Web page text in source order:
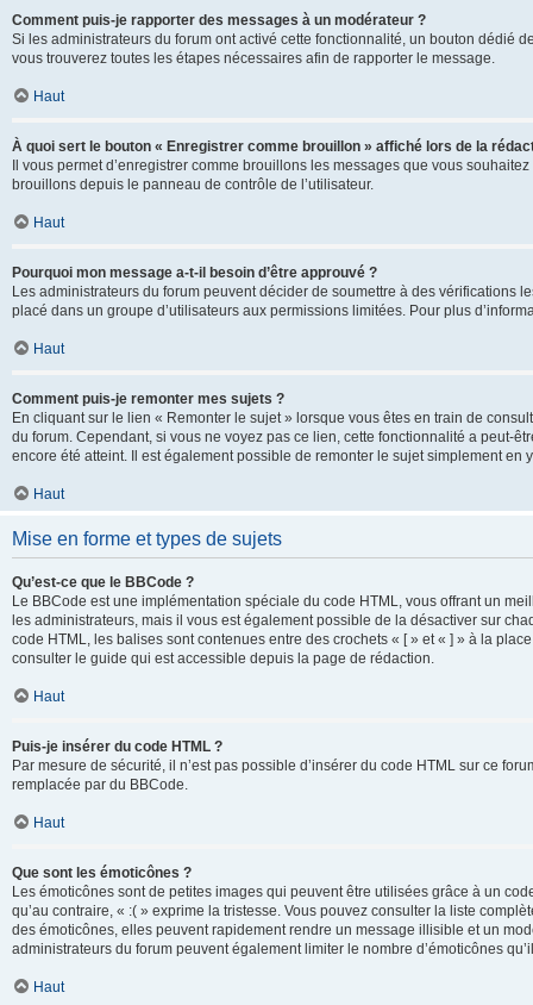
Comment puis-je rapporter des messages à un modérateur ?
Si les administrateurs du forum ont activé cette fonctionnalité, un bouton dédié
vous trouverez toutes les étapes nécessaires afin de rapporter le message.
Haut
À quoi sert le bouton « Enregistrer comme brouillon » affiché lors de la
Il vous permet d’enregistrer comme brouillons les messages que vous
brouillons depuis le panneau de contrôle de l’utilisateur.
Haut
Pourquoi mon message a-t-il besoin d’être approuvé ?
Les administrateurs du forum peuvent décider de soumettre à des vérifications
placé dans un groupe d’utilisateurs aux permissions limitées. Pour plus
Haut
Comment puis-je remonter mes sujets ?
En cliquant sur le lien « Remonter le sujet » lorsque vous êtes en train de
du forum. Cependant, si vous ne voyez pas ce lien, cette fonctionnalité a peut-
encore été atteint. Il est également possible de remonter le sujet simplement
Haut
Mise en forme et types de sujets
Qu’est-ce que le BBCode ?
Le BBCode est une implémentation spéciale du code HTML, vous offrant un
les administrateurs, mais il vous est également possible de la désactiver sur
code HTML, les balises sont contenues entre des crochets « [ » et « ] » à la
consulter le guide qui est accessible depuis la page de rédaction.
Haut
Puis-je insérer du code HTML ?
Par mesure de sécurité, il n’est pas possible d’insérer du code HTML sur ce
remplacée par du BBCode.
Haut
Que sont les émoticônes ?
Les émoticônes sont de petites images qui peuvent être utilisées grâce à un
qu’au contraire, « :( » exprime la tristesse. Vous pouvez consulter la liste
des émoticônes, elles peuvent rapidement rendre un message illisible et un
administrateurs du forum peuvent également limiter le nombre d’émoticônes
Haut